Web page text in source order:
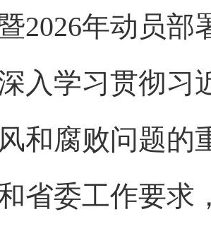
2026年动员
入学习贯彻习
和腐败问题的
省委工作要求